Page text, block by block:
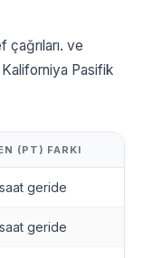
çağrıları. ve
Pasifik
(PT) FARKI
geride
geride